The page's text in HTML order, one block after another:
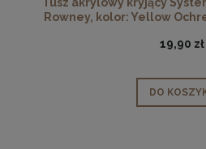
Tusz akrylowy kryjący
Rowney, kolor: Yellow
19,90 zł
DO